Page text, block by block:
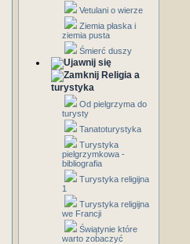
Vetulani o wierze
Ziemia płaska i
ziemia pusta
Śmierć duszy
Religia a
turystyka
Od pielgrzyma do
turysty
Tanatoturystyka
Turystyka
pielgrzymkowa -
bibliografia
Turystyka religijna
1
Turystyka religijna
we Francji
Świątynie które
warto zobaczyć